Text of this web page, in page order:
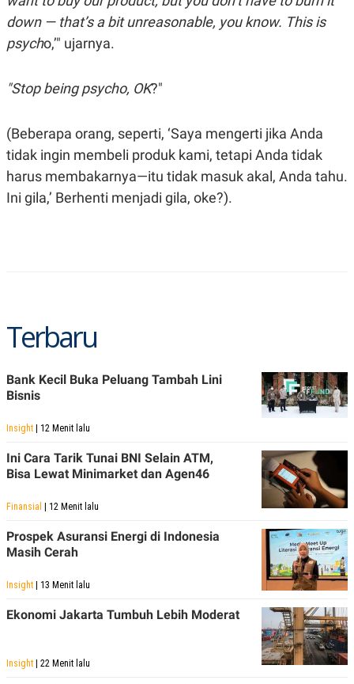
down — that’s a bit unreasonable, you know. This is
psycho,’" ujarnya.
"Stop being psycho, OK?"
(Beberapa orang, seperti, ‘Saya mengerti jika Anda
tidak ingin membeli produk kami, tetapi Anda tidak
harus membakarnya—itu tidak masuk akal, Anda tahu.
Ini gila,’ Berhenti menjadi gila, oke?).
Terbaru
Bank Kecil Buka Peluang Tambah Lini
Bisnis
Insight | 12 Menit lalu
Ini Cara Tarik Tunai BNI Selain ATM,
Bisa Lewat Minimarket dan Agen46
Finansial | 12 Menit lalu
Prospek Asuransi Energi di Indonesia
Masih Cerah
Insight | 13 Menit lalu
Ekonomi Jakarta Tumbuh Lebih Moderat
Insight | 22 Menit lalu